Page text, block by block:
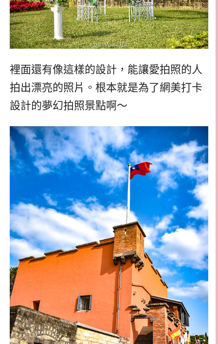
裡面還有像這樣的設計，能讓愛拍照的人
拍出漂亮的照片。根本就是為了網美打卡
設計的夢幻拍照景點啊～